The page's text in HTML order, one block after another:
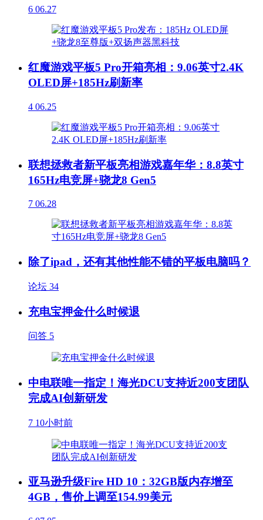
6 06.27
红魔游戏平板5 Pro开箱亮相：9.06英寸2.4K
OLED屏+185Hz刷新率
4 06.25
联想拯救者新平板亮相游戏嘉年华：8.8英寸
165Hz电竞屏+骁龙8 Gen5
7 06.28
除了ipad，还有其他性能不错的平板电脑吗？
论坛 34
充电宝押金什么时候退
问答 5
中电联唯一指定！海光DCU支持近200支团队
完成AI创新研发
7 10小时前
亚马逊升级Fire HD 10：32GB版内存增至
4GB，售价上调至154.99美元